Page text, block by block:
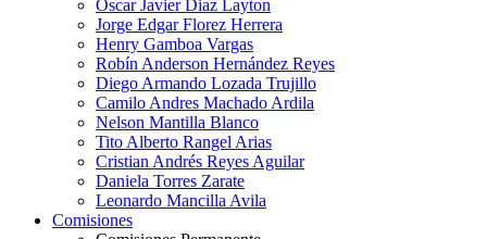
Oscar Javier Diaz Layton
Jorge Edgar Florez Herrera
Henry Gamboa Vargas
Robín Anderson Hernández Reyes
Diego Armando Lozada Trujillo
Camilo Andres Machado Ardila
Nelson Mantilla Blanco
Tito Alberto Rangel Arias
Cristian Andrés Reyes Aguilar
Daniela Torres Zarate
Leonardo Mancilla Avila
Comisiones